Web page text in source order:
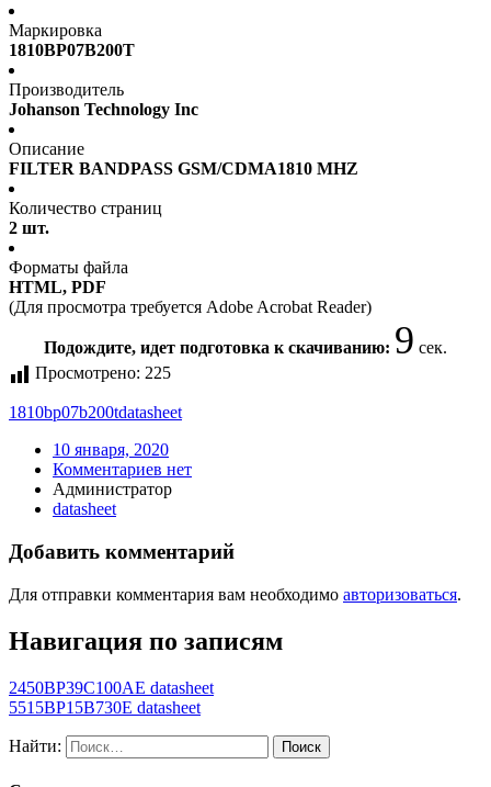
Маркировка
1810BP07B200T
Производитель
Johanson Technology Inc
Описание
FILTER BANDPASS GSM/CDMA1810 MHZ
Количество страниц
2 шт.
Форматы файла
HTML, PDF
(Для просмотра требуется Adobe Acrobat Reader)
Подождите, идет подготовка к скачиванию: 9 сек.
Просмотрено: 225
1810bp07b200tdatasheet
10 января, 2020
Комментариев нет
Администратор
datasheet
Добавить комментарий
Для отправки комментария вам необходимо авторизоваться.
Навигация по записям
2450BP39C100AE datasheet
5515BP15B730E datasheet
Найти: